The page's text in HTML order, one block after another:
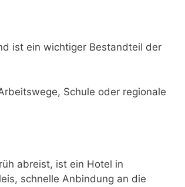
ist ein wichtiger Bestandteil der
Schule oder regionale
abreist, ist ein Hotel in
schnelle Anbindung an die